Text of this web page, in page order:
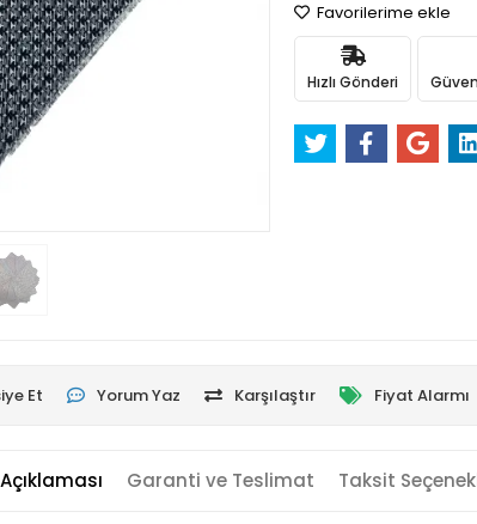
Favorilerime ekle
Hızlı Gönderi
Et Yorum Yaz Karşılaştır Fiyat Alarmı
Garanti ve Teslimat Taksit